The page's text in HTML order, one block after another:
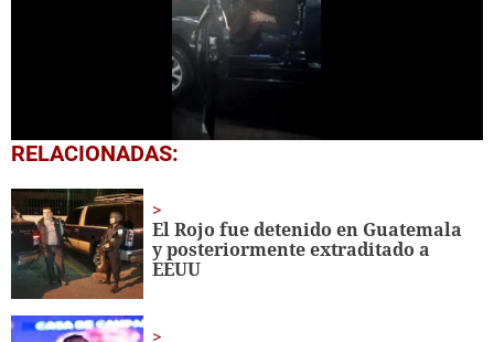
0
seconds
47
seconds
RELACIONADAS:
El Rojo fue detenido en Guatemala
y posteriormente extraditado a
EEUU